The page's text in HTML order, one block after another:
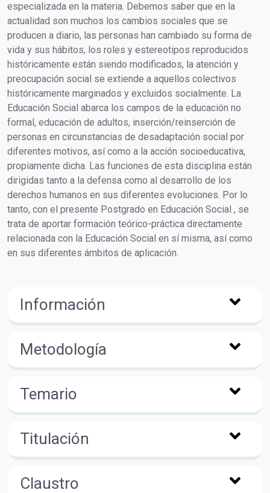
especializada en la materia. Debemos saber que en la
actualidad son muchos los cambios sociales que se
producen a diario, las personas han cambiado su forma de
vida y sus hábitos, los roles y estereotipos reproducidos
históricamente están siendo modificados, la atención y
preocupación social se extiende a aquellos colectivos
históricamente marginados y excluidos socialmente. La
Educación Social abarca los campos de la educación no
formal, educación de adultos, inserción/reinserción de
personas en circunstancias de desadaptación social por
diferentes motivos, así como a la acción socioeducativa,
propiamente dicha. Las funciones de esta disciplina están
dirigidas tanto a la defensa como al desarrollo de los
derechos humanos en sus diferentes evoluciones. Por lo
tanto, con el presente Postgrado en Educación Social , se
trata de aportar formación teórico-práctica directamente
relacionada con la Educación Social en sí misma, así como
en sus diferentes ámbitos de aplicación.
Información
Metodología
Temario
Titulación
Claustro